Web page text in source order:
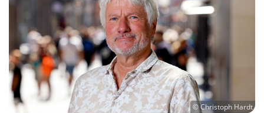
© Christoph Hardt